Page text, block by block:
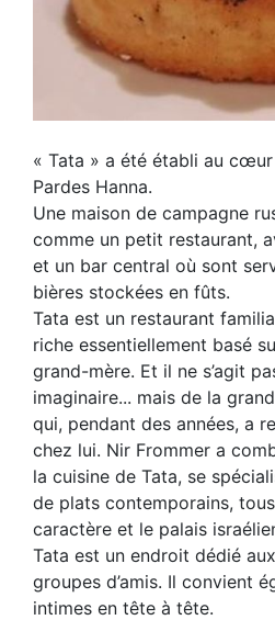
« Tata » a été établi au
Pardes Hanna.
Une maison de campagne
comme un petit restaurant,
et un bar central où sont
bières stockées en fûts.
Tata est un restaurant
riche essentiellement basé
grand-mère. Et il ne s’agit
imaginaire... mais de la
qui, pendant des années, a
chez lui. Nir Frommer a
la cuisine de Tata, se
de plats contemporains,
caractère et le palais
Tata est un endroit dédié
groupes d’amis. Il convient
intimes en tête à tête.